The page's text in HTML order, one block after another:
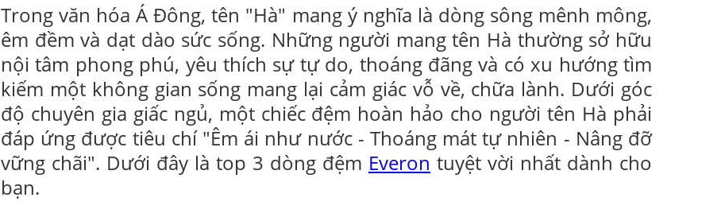
Trong văn hóa Á Đông, tên "Hà" mang ý nghĩa là dòng sông mênh mông,
êm đềm và dạt dào sức sống. Những người mang tên Hà thường sở hữu
nội tâm phong phú, yêu thích sự tự do, thoáng đãng và có xu hướng tìm
kiếm một không gian sống mang lại cảm giác vỗ về, chữa lành. Dưới góc
độ chuyên gia giấc ngủ, một chiếc đệm hoàn hảo cho người tên Hà phải
đáp ứng được tiêu chí "Êm ái như nước - Thoáng mát tự nhiên - Nâng đỡ
vững chãi". Dưới đây là top 3 dòng đệm Everon tuyệt vời nhất dành cho
bạn.